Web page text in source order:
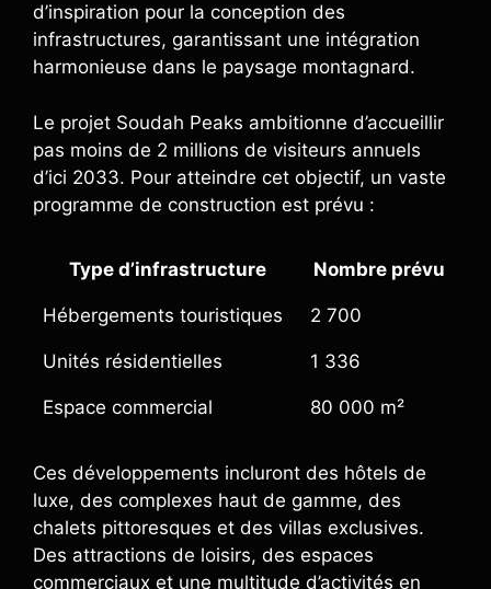
d’inspiration pour la conception des
infrastructures, garantissant une intégration
harmonieuse dans le paysage montagnard.
Le projet Soudah Peaks ambitionne d’accueillir
pas moins de 2 millions de visiteurs annuels
d’ici 2033. Pour atteindre cet objectif, un vaste
programme de construction est prévu :
Type d’infrastructure Nombre prévu
Hébergements touristiques 2 700
Unités résidentielles 1 336
Espace commercial 80 000 m²
Ces développements incluront des hôtels de
luxe, des complexes haut de gamme, des
chalets pittoresques et des villas exclusives.
Des attractions de loisirs, des espaces
commerciaux et une multitude d’activités en